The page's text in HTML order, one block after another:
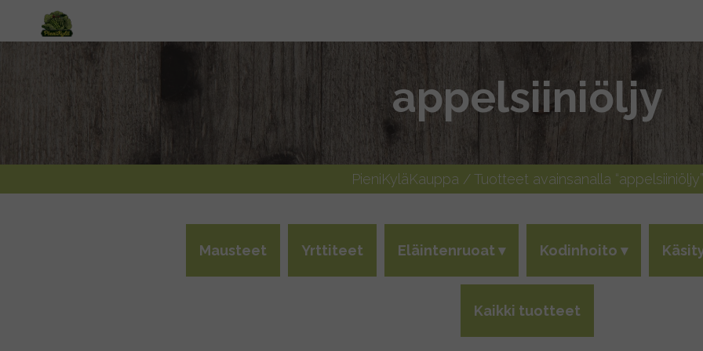
appelsiiniöljy
PieniKyläKauppa / Tuotteet avainsanalla “appelsiiniöljy”
Mausteet Yrttiteet Eläintenruoat Kodinhoito
Kaikki tuotteet